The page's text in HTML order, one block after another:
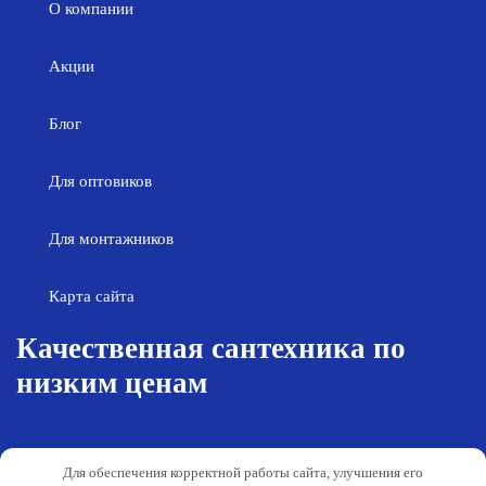
О компании
Акции
Блог
Для оптовиков
Для монтажников
Карта сайта
Качественная сантехника по
низким ценам
Для обеспечения корректной работы сайта, улучшения его